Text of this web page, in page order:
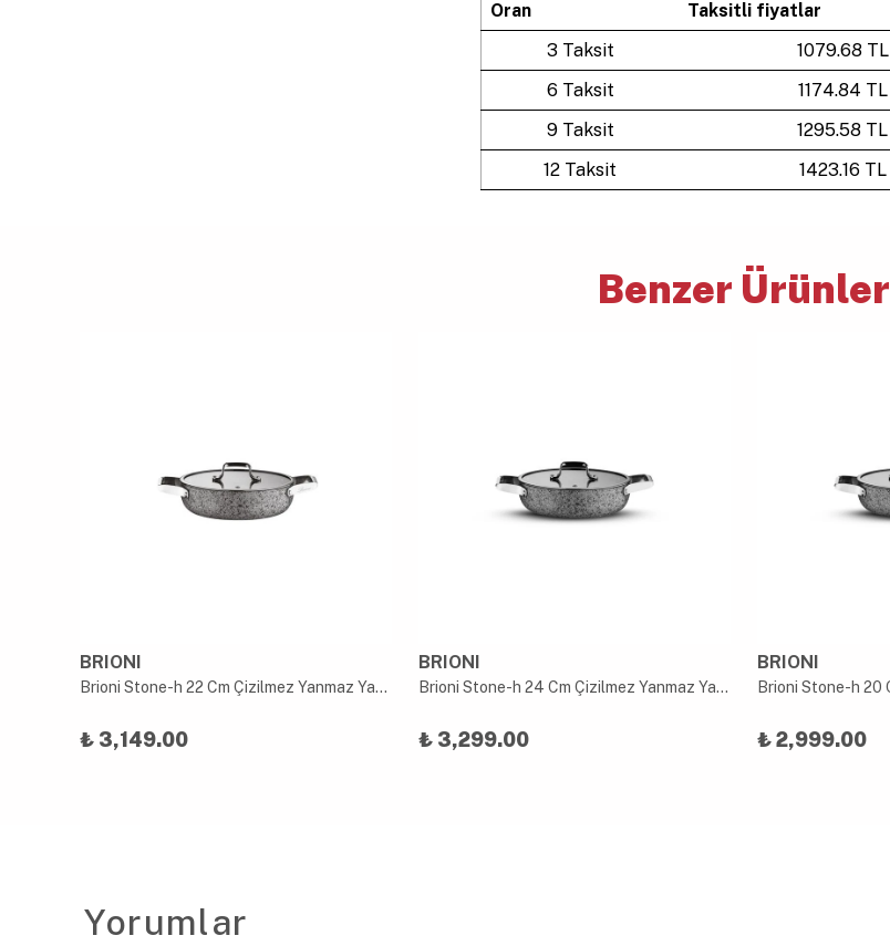
Oran
Taksitli fiyatlar
3 Taksit
1079.68 TL
6 Taksit
1174.84 TL
9 Taksit
1295.58 TL
12 Taksit
1423.16 TL
Benzer Ürünler
BRIONI
Brioni Stone-h 22 Cm Çizilmez Yanmaz Yapışmaz Indüksiyon Sahan
₺ 3,149.00
BRIONI
Brioni Stone-h 24 Cm Çizilmez Yanmaz Yapışmaz Indüksiyon Sahan
₺ 3,299.00
BRIONI
₺ 2,999.00
Yorumlar